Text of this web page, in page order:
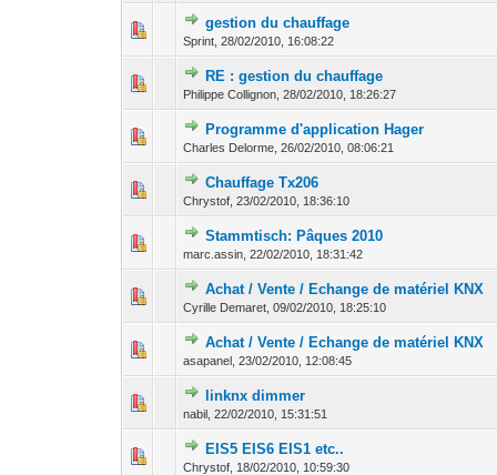
gestion du chauffage
Sprint,28/02/2010, 16:08:22
RE : gestion du chauffage
Philippe Collignon,28/02/2010, 18:26:27
0 Votes - 0 sur 5
Programme d'application Hager
Charles Delorme,26/02/2010, 08:06:21
0 Votes - 0 sur 5
Chauffage Tx206
Chrystof,23/02/2010, 18:36:10
Stammtisch: Pâques 2010
marc.assin,22/02/2010, 18:31:42
0 Votes - 0 sur 5
Achat / Vente / Echange de matériel KNX
Cyrille Demaret,09/02/2010, 18:25:10
0 Votes - 0 sur 51
Achat / Vente / Echange de matériel KNX
asapanel,23/02/2010, 12:08:45
0 Votes - 0 sur 51
linknx dimmer
nabil,22/02/2010, 15:31:51
EIS5 EIS6 EIS1 etc..
Chrystof, 18/02/2010, 10:59:30